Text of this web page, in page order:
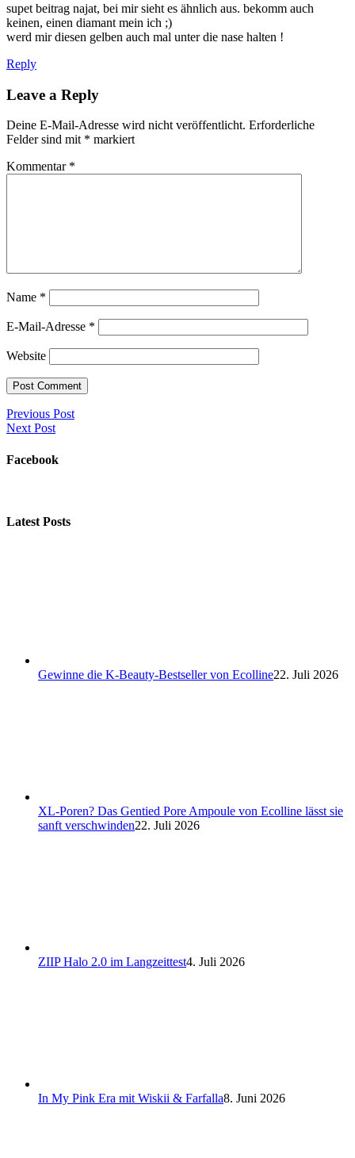
supet beitrag najat, bei mir sieht es ähnlich aus. bekomm auch
keinen, einen diamant mein ich ;)
werd mir diesen gelben auch mal unter die nase halten !
Reply
Leave a Reply
Deine E-Mail-Adresse wird nicht veröffentlicht. Erforderliche
Felder sind mit * markiert
Kommentar *
Name *
E-Mail-Adresse *
Website
Previous Post
Next Post
Facebook
Latest Posts
Gewinne die K-Beauty-Bestseller von Ecolline22. Juli 2026
XL-Poren? Das Gentied Pore Ampoule von Ecolline lässt sie
sanft verschwinden22. Juli 2026
ZIIP Halo 2.0 im Langzeittest4. Juli 2026
In My Pink Era mit Wiskii & Farfalla8. Juni 2026